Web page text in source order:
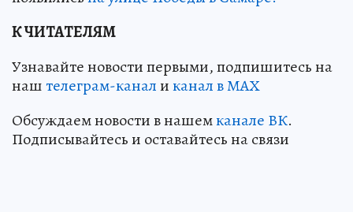
К ЧИТАТЕЛЯМ
Узнавайте новости первыми, подпишитесь на
наштелеграм-каналиканал в МАХ
Обсуждаем новости в нашемканале ВК.
Подписывайтесь и оставайтесь на связи